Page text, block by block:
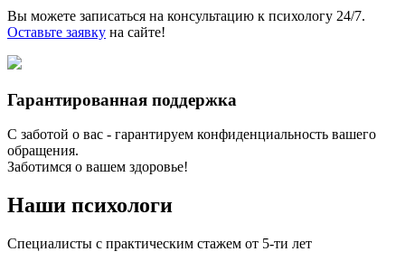
Вы можете записаться на консультацию к психологу 24/7.
Оставьте заявку на сайте!
Гарантированная поддержка
С заботой о вас - гарантируем конфиденциальность вашего
обращения.
Заботимся о вашем здоровье!
Наши психологи
Специалисты с практическим стажем от 5-ти лет